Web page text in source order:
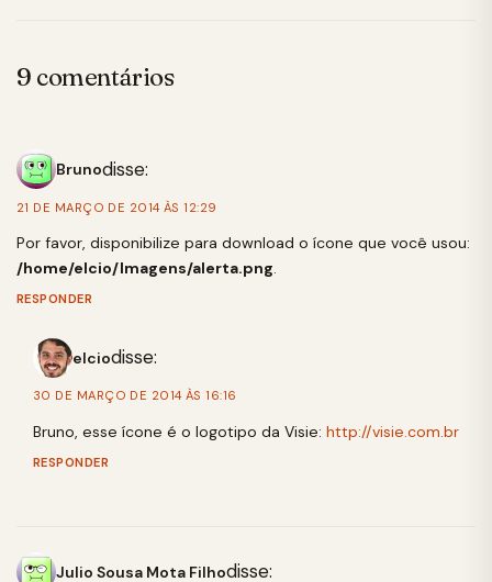
9 comentários
Brunodisse:
21 DE MARÇO DE 2014 ÀS 12:29
Por favor, disponibilize para download o ícone que você usou:
/home/elcio/Imagens/alerta.png.
RESPONDER
elciodisse:
30 DE MARÇO DE 2014 ÀS 16:16
Bruno, esse ícone é o logotipo da Visie: http://visie.com.br
RESPONDER
Julio Sousa Mota Filhodisse: